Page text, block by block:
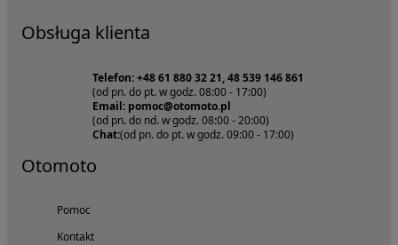
Obsługa klienta
Telefon: +48 61 880 32 21, 48 539 146 861
(od pn. do pt. w godz. 08:00 - 17:00)
Email: pomoc@otomoto.pl
(od pn. do nd. w godz. 08:00 - 20:00)
Chat:(od pn. do pt. w godz. 09:00 - 17:00)
Otomoto
Pomoc
Kontakt